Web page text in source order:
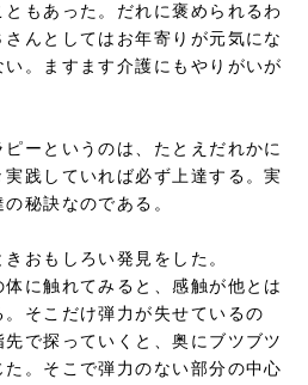
もあった。だれに褒められるわ
んとしてはお年寄りが元気にな
。ますます介護にもやりがいが
ーというのは、たとえだれかに
践していれば必ず上達する。実
秘訣なのである。
おもしろい発見をした。
に触れてみると、感触が他とは
そこだけ弾力が失せているの
で探っていくと、奥にブツブツ
。そこで弾力のない部分の中心